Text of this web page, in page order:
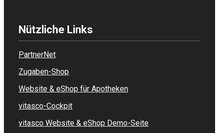
Nützliche Links
PartnerNet
Zugaben-Shop
Website & eShop für Apotheken
vitasco-Cockpit
vitasco Website & eShop Demo-Seite